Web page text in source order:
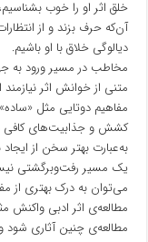
خلق اثر او را خوب
آن‌که حرف بزند و از
دیالوگی خلاق با او باشیم.
مخاطب در مسیر ورود به
متنی از خوانش اثر
مفاهیم دوتایی مثل «ساده‌»
کشش و جذابیت‌های کافی
به‌عبارت بهتر سخن از
یک مسیر رفت‌و‌برگشتی
می‌توان به درک بهتری
مطالعه‌ی اثر ادبی واکنش
مطالعه‌ی چنین آثاری شود و